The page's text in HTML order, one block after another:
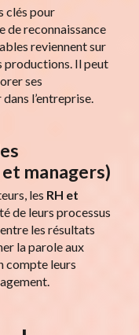
clés pour
de reconnaissance
reviennent sur
productions. Il peut
ses
l’entreprise.
managers)
les RH et
de leurs processus
les résultats
la parole aux
compte leurs